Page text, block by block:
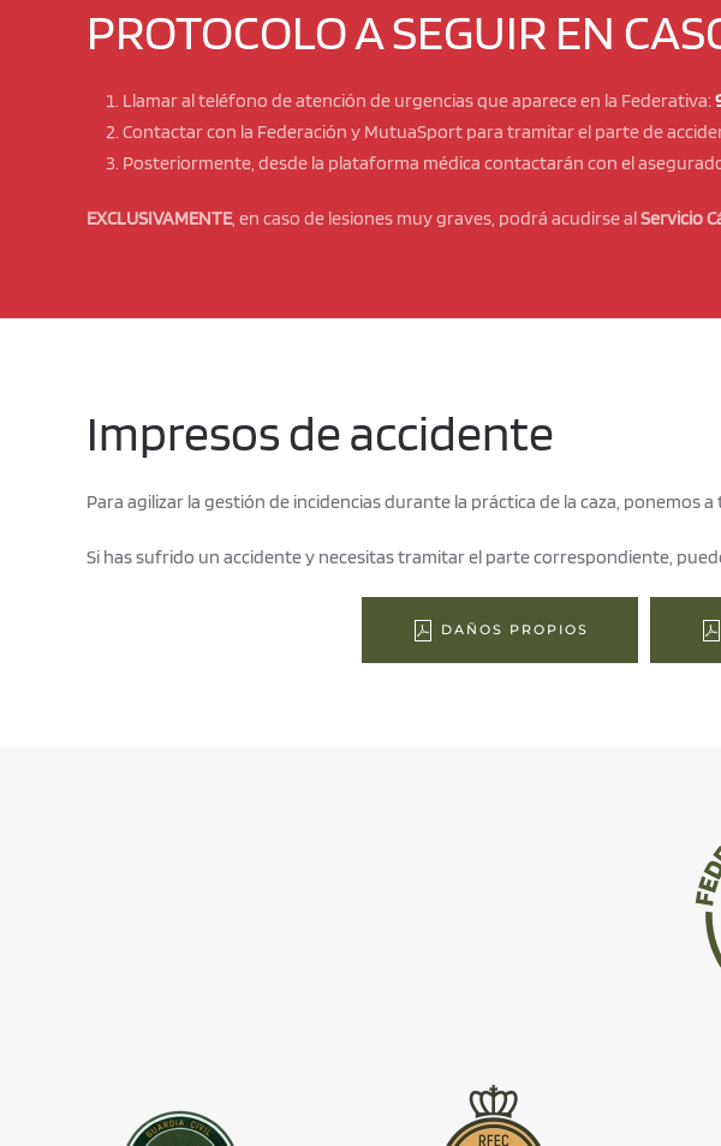
PROTOCOLO A SEGUIR EN
Llamar al teléfono de atención de urgencias que aparece en la Federativa:
Contactar con la Federación y MutuaSport para tramitar el parte de
Posteriormente, desde la plataforma médica contactarán con el
EXCLUSIVAMENTE, en caso de lesiones muy graves, podrá acudirse alServicio
Impresos de accidente
Para agilizar la gestión de incidencias durante la práctica de la caza, ponemos
Si has sufrido un accidente y necesitas tramitar el parte correspondiente,
DAÑOS PROPIOS